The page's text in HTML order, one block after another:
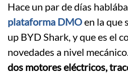
Hace un par de días
plataforma DMOen la que
up BYD Shark, y que es el
novedades a nivel
dos motores eléctricos,